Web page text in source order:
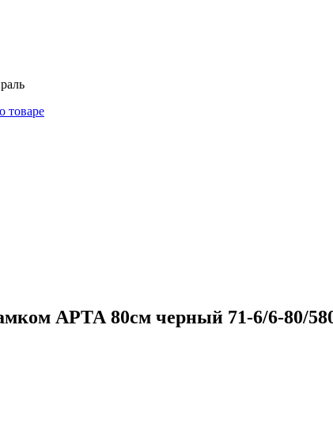
товаре
АРТА 80см черный 71-6/6-80/